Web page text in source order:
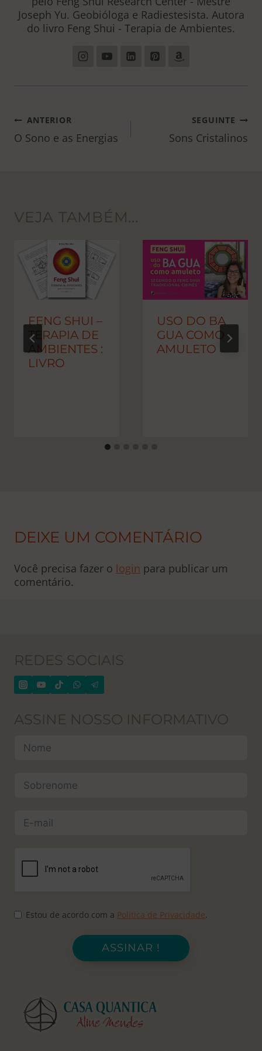
Joseph Yu. Geobióloga e Radiestesista. Autora
do livro Feng Shui - Terapia de Ambientes.
NAVEGAÇÃO
DE
ANTERIOR
O Sono e as Energias
SEGUINTE
Sons Cristalinos
VEJA TAMBÉM...
FENG SHUI –
TERAPIA DE
AMBIENTES :
LIVRO
USO DO BA
GUA COMO
AMULETO
DEIXE UM COMENTÁRIO
Você precisa fazer o login para publicar um
comentário.
REDES SOCIAIS
ASSINE NOSSO INFORMATIVO
Estou de acordo com a Política de Privacidade.
ASSINAR !